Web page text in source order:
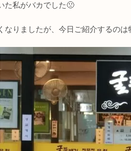
た私がバカでした🙁
なりましたが、今日ご紹介するのは